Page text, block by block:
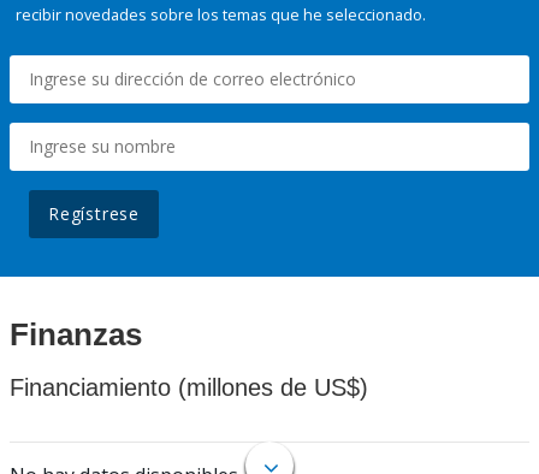
recibir novedades sobre los temas que he seleccionado.
Regístrese
Finanzas
Financiamiento (millones de US$)